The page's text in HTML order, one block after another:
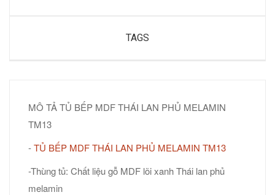
TAGS
MÔ TẢ TỦ BẾP MDF THÁI LAN PHỦ MELAMIN
TM13
-TỦ BẾP MDF THÁI LAN PHỦ MELAMIN TM13
-Thùng tủ: Chất liệu gỗ MDF lõi xanh Thái lan phủ
melamin